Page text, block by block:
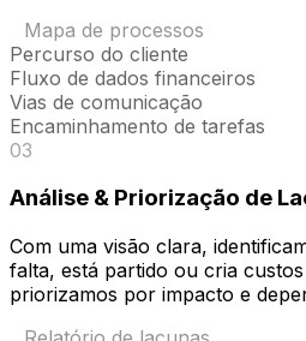
Mapa de processos
Percurso do cliente
Fluxo de dados financeiros
Vias de comunicação
Encaminhamento de tarefas
03
Análise & Priorização de
Com uma visão clara,
falta, está partido ou cria
priorizamos por impacto e